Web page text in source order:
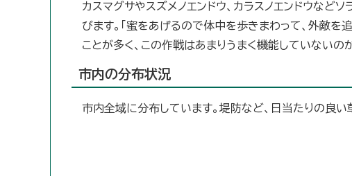
カスマグサやスズメノエンドウ、カラスノエンドウなど
びます。「蜜をあげるので体中を歩きまわって、外敵を
ことが多く、この作戦はあまりうまく機能していないの
市内の分布状況
市内全域に分布しています。堤防など、日当たりの良い